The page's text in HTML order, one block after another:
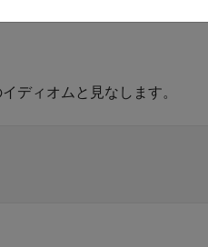
ディオムと見なします。